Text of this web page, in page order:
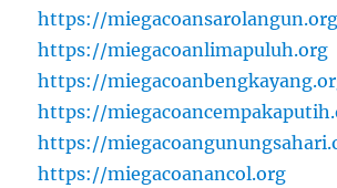
https://miegacoansarolangun.org
https://miegacoanlimapuluh.org
https://
https://
https://
https://miegacoanancol.org